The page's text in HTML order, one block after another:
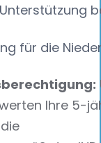
für die
Ihre 5-